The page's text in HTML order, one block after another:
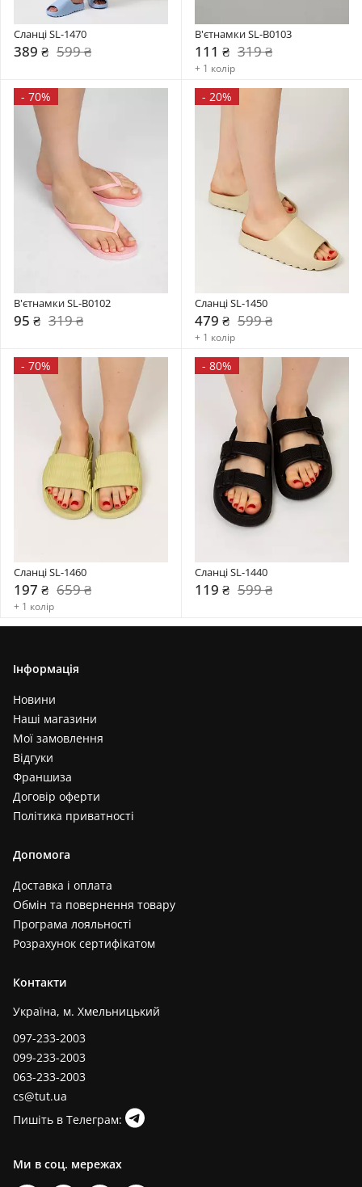
Сланці SL-1470
389 ₴ 599 ₴
В'єтнамки SL-B0103
111 ₴ 319 ₴
+ 1 колір
- 70%
В'єтнамки SL-B0102
95 ₴ 319 ₴
- 20%
Сланці SL-1450
479 ₴ 599 ₴
+ 1 колір
- 70%
Сланці SL-1460
197 ₴ 659 ₴
+ 1 колір
- 80%
Сланці SL-1440
119 ₴ 599 ₴
Інформація
Новини
Наші магазини
Мої замовлення
Відгуки
Франшиза
Договір оферти
Політика приватності
Допомога
Доставка і оплата
Обмін та повернення товару
Програма лояльності
Розрахунок сертифікатом
Контакти
Україна, м. Хмельницький
097-233-2003
099-233-2003
063-233-2003
cs@tut.ua
Пишіть в Телеграм:
Ми в соц. мережах